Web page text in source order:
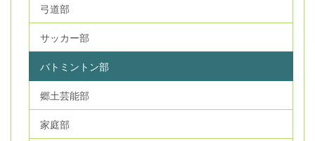
弓道部
サッカー部
バトミントン部
郷土芸能部
家庭部